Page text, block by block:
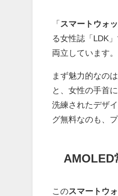
「 スマートウォ
る女性誌「LDK
両立しています。
まず魅力的なの
と、女性の手首
洗練されたデザ
グ無料なのも、
AMOLED
このスマートウ